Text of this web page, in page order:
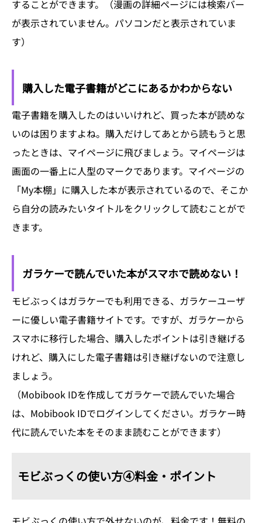
することができます。（漫画の詳細ページには検索バー
が表示されていません。パソコンだと表示されていま
す）
購入した電子書籍がどこにあるかわからない
電子書籍を購入したのはいいけれど、買った本が読めな
いのは困りますよね。購入だけしてあとから読もうと思
ったときは、マイページに飛びましょう。マイページは
画面の一番上に人型のマークであります。マイページの
「My本棚」に購入した本が表示されているので、そこか
ら自分の読みたいタイトルをクリックして読むことがで
きます。
ガラケーで読んでいた本がスマホで読めない！
モビぶっくはガラケーでも利用できる、ガラケーユーザ
ーに優しい電子書籍サイトです。ですが、ガラケーから
スマホに移行した場合、購入したポイントは引き継げる
けれど、購入にした電子書籍は引き継げないので注意し
ましょう。
（Mobibook IDを作成してガラケーで読んでいた場合
は、Mobibook IDでログインしてください。ガラケー時
代に読んでいた本をそのまま読むことができます）
モビぶっくの使い方④料金・ポイント